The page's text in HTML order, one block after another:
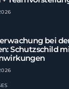
bei
Schutzschild